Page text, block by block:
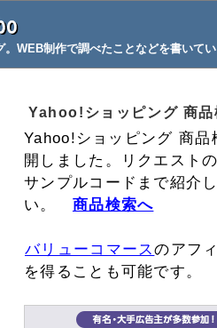
WEB制作で調べたことなどを書いて
Yahoo!ショッピング 商品
Yahoo!ショッピング 商
開しました。リクエスト
サンプルコードまで紹介
い。 商品検索へ
バリューコマースのアフ
を得ることも可能です。